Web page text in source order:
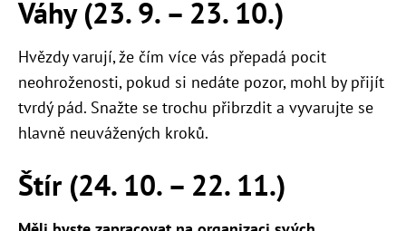
Váhy (23. 9. – 23. 10.)
Hvězdy varují, že čím více vás přepadá pocit
neohroženosti, pokud si nedáte pozor, mohl by přijít
tvrdý pád. Snažte se trochu přibrzdit a vyvarujte se
hlavně neuvážených kroků.
Štír (24. 10. – 22. 11.)